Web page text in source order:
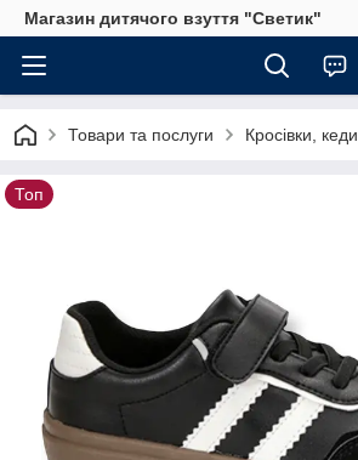
Магазин дитячого взуття "Светик"
Товари та послуги Кросівки, кеди
Топ